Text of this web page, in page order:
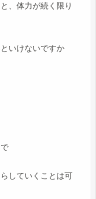
、体力が続く限り
いけないですか
していくことは可